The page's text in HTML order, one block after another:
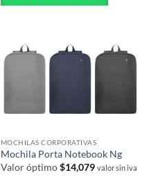
MOCHILAS CORPORATIVAS
Mochila Porta Notebook Ng
Valor óptimo$14,079 valor sin iva